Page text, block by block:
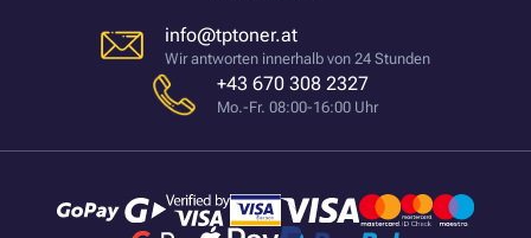
info@tptoner.at
Wir antworten innerhalb von 24 Stunden
+43 670 308 2327
Mo.-Fr. 08:00-16:00 Uhr